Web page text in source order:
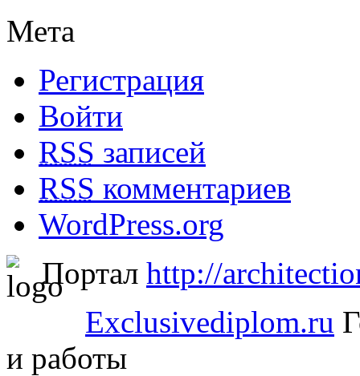
Мета
Регистрация
Войти
RSS записей
RSS комментариев
WordPress.org
Портал http://
Exclusivediplom.ru
и работы